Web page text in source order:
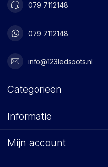
079 7112148
079 7112148
info@123ledspots.nl
Categorieën
Informatie
Mijn account